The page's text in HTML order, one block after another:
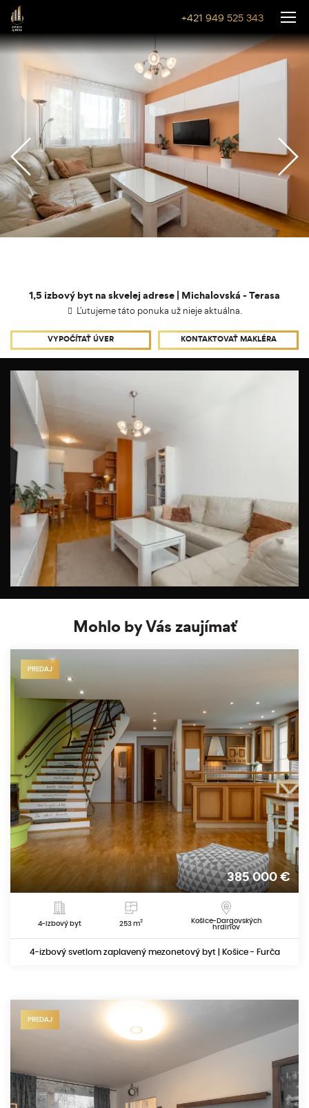
+421 949 525 343
1,5 izbový byt na skvelej adrese | Michalovská - Terasa
Ľutujeme táto ponuka už nieje aktuálna.
VYPOČÍTAŤ ÚVER KONTAKTOVAŤ MAKLÉRA
Mohlo by Vás zaujímať
PREDAJ
385 000 €
4-izbový byt 253 m2 Košice-Dargovských
hrdinov
4-izbový svetlom zaplavený mezonetový byt | Košice - Furča
PREDAJ